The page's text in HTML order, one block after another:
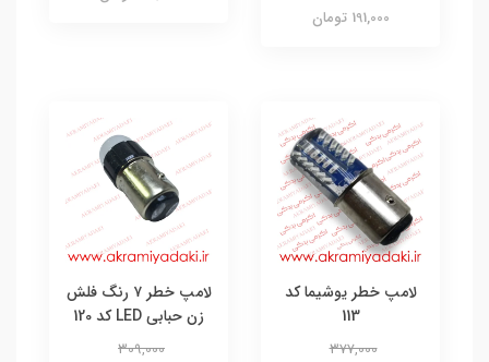
191,000 تومان
لامپ خطر یوشیما کد
113
377,000
لامپ خطر ۷ رنگ فلش
زن حبابی LED کد 120
309,000